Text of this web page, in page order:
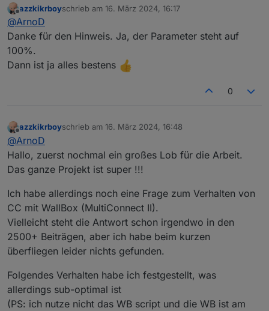
Dann kannst du immer noch die Prognose und die
langsam auf die 100% laden.
Bitte dann aber prüfen, ob bei der Objekt-ID
rscp Adapter 100% drinsteht. Denn diesen Wert
Offline
azzkikrboyschrieb am 16. März 2024, 16:17
zuletzt editiert von
@ArnoD
Danke für den Hinweis. Ja, der Parameter steht auf
100%.
Dann ist ja alles bestens
0
Offline
azzkikrboyschrieb am 16. März 2024, 16:48
zuletzt editiert von
@ArnoD
Hallo, zuerst nochmal ein großes Lob für die Arbeit.
Das ganze Projekt ist super !!!
Ich habe allerdings noch eine Frage zum Verhalten von
CC mit WallBox (MultiConnect II).
Vielleicht steht die Antwort schon irgendwo in den
2500+ Beiträgen, aber ich habe beim kurzen
überfliegen leider nichts gefunden.
Folgendes Verhalten habe ich festgestellt, was
allerdings sub-optimal ist
(PS: ich nutze nicht das WB script und die WB ist am